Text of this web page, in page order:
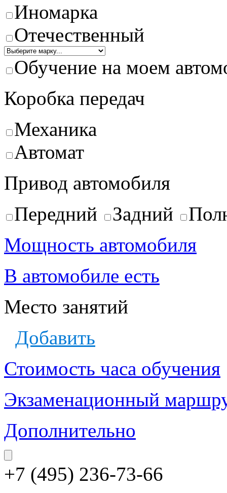
Иномарка
Отечественный
Обучение на моем
Коробка передач
Механика
Автомат
Привод автомобиля
Передний
Задний
Мощность автомобиля
В автомобиле есть
Место занятий
Добавить
Стоимость часа обучения
Экзаменационный
Дополнительно
+7 (495) 236-73-66